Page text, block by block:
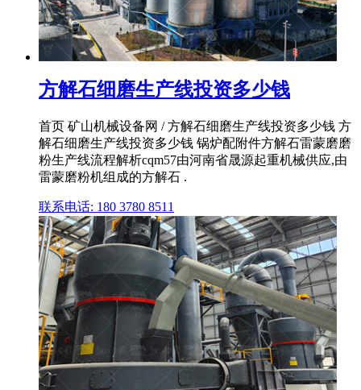
方解石细磨生产线投资多少钱
首页 矿山机械设备网 / 方解石细磨生产线投资多少钱 方
解石细磨生产线投资多少钱 锅炉配附件方解石雷蒙磨磨
粉生产线流程解析cqm57由河南省晟源起重机械供应,由
雷蒙磨粉机组成的方解石 .
联系电话: 180 3780 8511